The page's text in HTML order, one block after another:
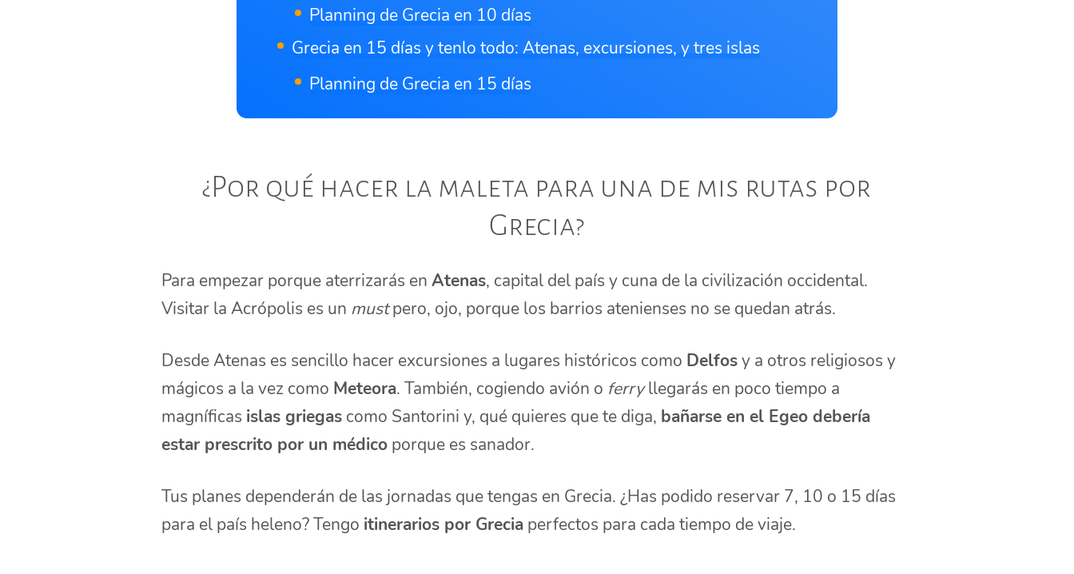
Planning de Grecia en 10 días
Grecia en 15 días y tenlo todo: Atenas, excursiones, y tres islas
Planning de Grecia en 15 días
¿Por qué hacer la maleta para una de mis rutas por
Grecia?
Para empezar porque aterrizarás en Atenas, capital del país y cuna de la civilización occidental.
Visitar la Acrópolis es un mustpero, ojo, porque los barrios atenienses no se quedan atrás.
Desde Atenas es sencillo hacer excursiones a lugares históricos como Delfosy a otros religiosos y
mágicos a la vez como Meteora. También, cogiendo avión o ferryllegarás en poco tiempo a
magníficas islas griegascomo Santorini y, qué quieres que te diga, bañarse en el Egeo debería
estar prescrito por un médicoporque es sanador.
Tus planes dependerán de las jornadas que tengas en Grecia. ¿Has podido reservar 7, 10 o 15 días
para el país heleno? Tengo itinerarios por Greciaperfectos para cada tiempo de viaje.